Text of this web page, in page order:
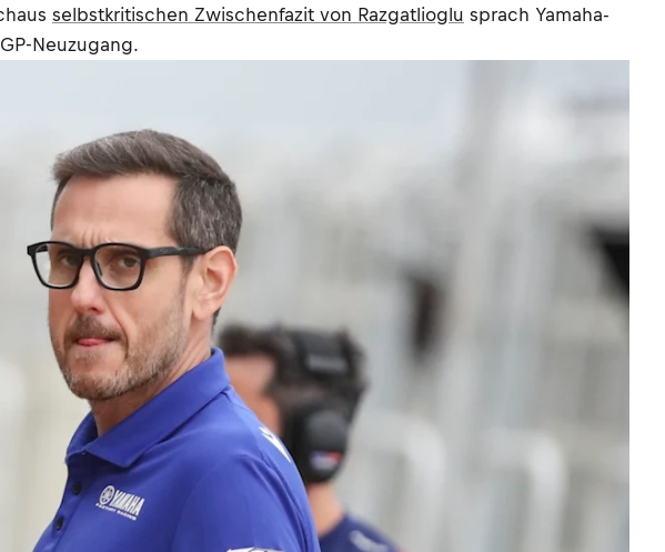
selbstkritischen Zwischenfazit von Razgatlioglu sprach Yamaha-
Neuzugang.